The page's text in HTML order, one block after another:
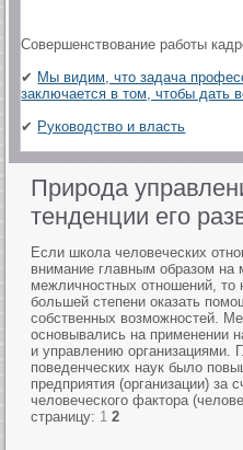
Совершенствование работы
✔ Мы видим, что задача
заключается в том, чтобы дать
✔ Руководство и власть
Природа
тенденции его
Если школа человеческих
внимание главным образом на
межличностных отношений, то
большей степени оказать
собственных возможностей.
основывались на применении
и управлению организациями.
поведенческих наук было
предприятия (организации)
человеческого фактора
страницу: 1 2